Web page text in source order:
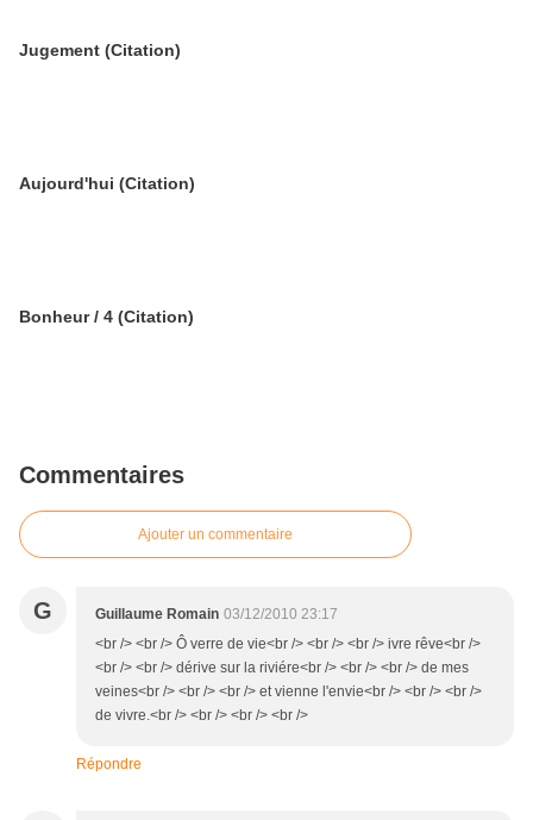
Jugement (Citation)
Aujourd'hui (Citation)
Bonheur / 4 (Citation)
Commentaires
Ajouter un commentaire
G Guillaume Romain 03/12/2010 23:17
<br /> <br /> Ô verre de vie<br /> <br /> <br /> ivre rêve<br />
<br /> <br /> dérive sur la riviére<br /> <br /> <br /> de mes
veines<br /> <br /> <br /> et vienne l'envie<br /> <br /> <br />
de vivre.<br /> <br /> <br /> <br />
Répondre